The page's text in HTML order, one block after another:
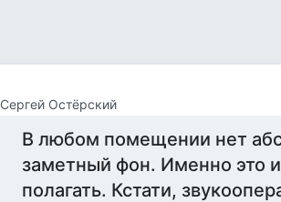
Сергей Остёрский
В любом помещении нет
заметный фон. Именно это
полагать. Кстати,